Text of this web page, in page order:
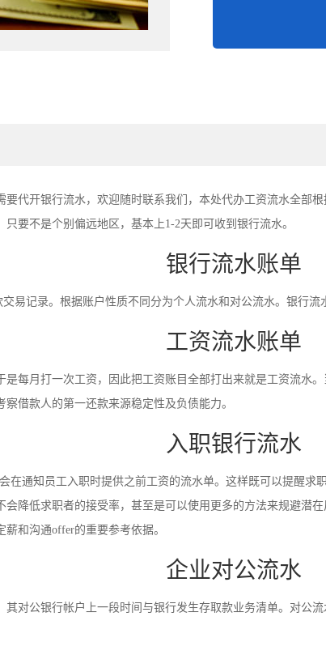
代开银行流水，欢迎随时联系我们，本处代办工资流水全部
要不是个别偏远地区，基本上1-2天即可收到银行流水。
银行流水账单
易记录。根据账户性质不同分为个人流水和对公流水。银行
工资流水账单
每月打一次工资，因此把工资账目全部打出来就是工资流水
借款人的第一还款来源稳定性及负债能力。
入职银行流水
在通知员工入职时提供之前工资的流水单。这样既可以提醒
降低求职者的接受率，甚至是可以使用更多的方法来规避潜
和沟通offer的重要参考依据。
企业对公流水
对公银行帐户上一段时间与银行发生存取款业务清单。对公